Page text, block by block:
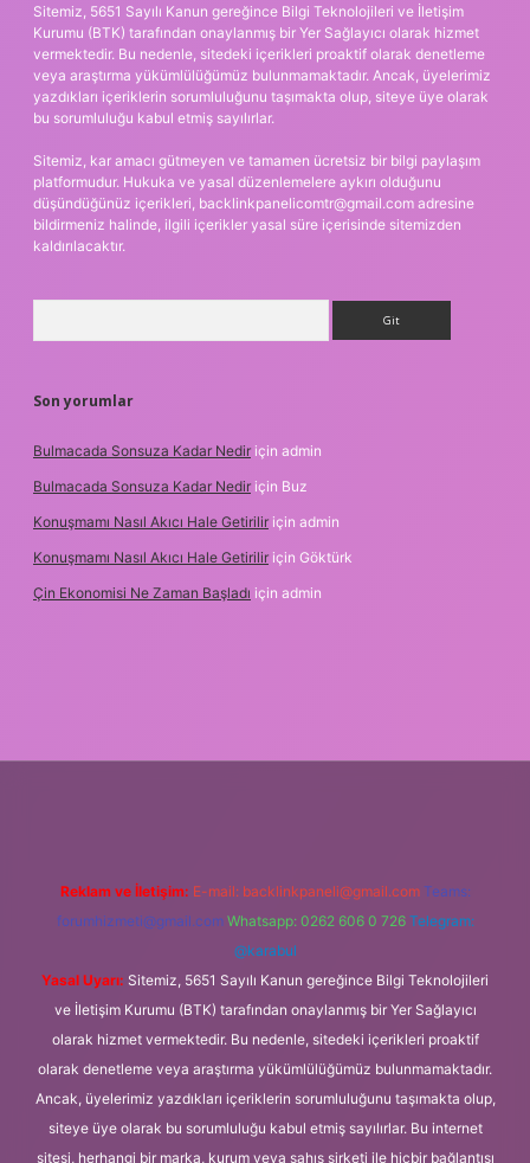
Sitemiz, 5651 Sayılı Kanun gereğince Bilgi Teknolojileri ve İletişim
Kurumu (BTK) tarafından onaylanmış bir Yer Sağlayıcı olarak hizmet
vermektedir. Bu nedenle, sitedeki içerikleri proaktif olarak denetleme
veya araştırma yükümlülüğümüz bulunmamaktadır. Ancak, üyelerimiz
yazdıkları içeriklerin sorumluluğunu taşımakta olup, siteye üye olarak
bu sorumluluğu kabul etmiş sayılırlar.
Sitemiz, kar amacı gütmeyen ve tamamen ücretsiz bir bilgi paylaşım
platformudur. Hukuka ve yasal düzenlemelere aykırı olduğunu
düşündüğünüz içerikleri, backlinkpanelicomtr@gmail.com adresine
bildirmeniz halinde, ilgili içerikler yasal süre içerisinde sitemizden
kaldırılacaktır.
Son yorumlar
Bulmacada Sonsuza Kadar Nedir için admin
Bulmacada Sonsuza Kadar Nedir için Buz
Konuşmamı Nasıl Akıcı Hale Getirilir için admin
Konuşmamı Nasıl Akıcı Hale Getirilir için Göktürk
Çin Ekonomisi Ne Zaman Başladı için admin
Reklam ve İletişim: E-mail: backlinkpaneli@gmail.com Teams:
forumhizmeti@gmail.com Whatsapp: 0262 606 0 726 Telegram:
@karabul
Yasal Uyarı: Sitemiz, 5651 Sayılı Kanun gereğince Bilgi Teknolojileri
ve İletişim Kurumu (BTK) tarafından onaylanmış bir Yer Sağlayıcı
olarak hizmet vermektedir. Bu nedenle, sitedeki içerikleri proaktif
olarak denetleme veya araştırma yükümlülüğümüz bulunmamaktadır.
Ancak, üyelerimiz yazdıkları içeriklerin sorumluluğunu taşımakta olup,
siteye üye olarak bu sorumluluğu kabul etmiş sayılırlar. Bu internet
sitesi, herhangi bir marka, kurum veya şahıs şirketi ile hiçbir bağlantısı